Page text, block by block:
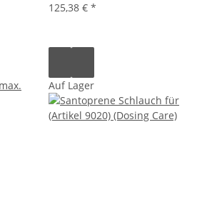
125,38 € *
Auf Lager